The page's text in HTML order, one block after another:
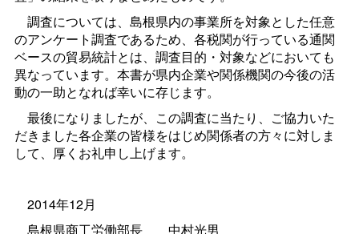
調査については、島根県内の事業所を対象とした任意
のアンケート調査であるため、各税関が行っている通関
ベースの貿易統計とは、調査目的・対象などにおいても
異なっています。本書が県内企業や関係機関の今後の活
動の一助となれば幸いに存じます。
最後になりましたが、この調査に当たり、ご協力いた
だきました各企業の皆様をはじめ関係者の方々に対しま
して、厚くお礼申し上げます。
2014年12月
島根県商工労働部長
中村光男